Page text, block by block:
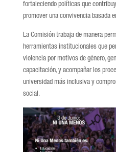
fortaleciendo políticas que
promover una convivencia basada
La Comisión trabaja de manera
herramientas institucionales que
violencia por motivos de género,
capacitación, y acompañar los
universidad más inclusiva y
social.